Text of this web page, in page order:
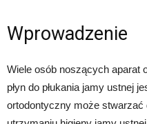
Wprowadzenie
Wiele osób noszących aparat
płyn do płukania jamy ustnej
ortodontyczny może